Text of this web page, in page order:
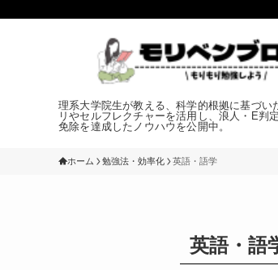
理系大学院生が教える、科学的根拠に基づい
リやセルフレクチャーを活用し、浪人・E判
免除を達成したノウハウを公開中。
ホーム 勉強法・効率化 英語・語学
英語・語